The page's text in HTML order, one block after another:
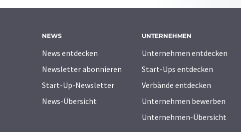
NEWS
News entdecken
Newsletter abonnieren
Start-Up-Newsletter
News-Übersicht
UNTERNEHMEN
Unternehmen entdecken
Start-Ups entdecken
Verbände entdecken
Unternehmen bewerben
Unternehmen-Übersicht